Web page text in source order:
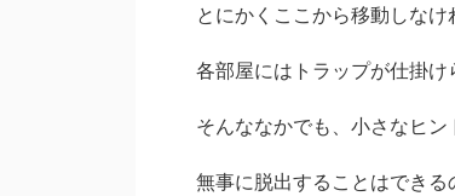
とにかくここから移動しなけ
各部屋にはトラップが仕掛け
そんななかでも、小さなヒン
無事に脱出することはできる